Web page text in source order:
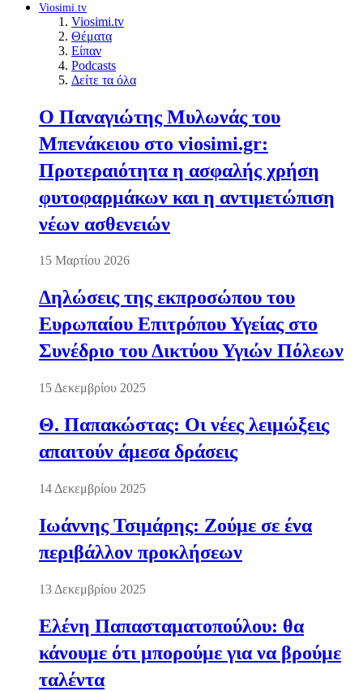
Viosimi.tv
Viosimi.tv
Θέματα
Είπαν
Podcasts
Δείτε τα όλα
Ο Παναγιώτης Μυλωνάς του
Μπενάκειου στο viosimi.gr:
Προτεραιότητα η ασφαλής χρήση
φυτοφαρμάκων και η αντιμετώπιση
νέων ασθενειών
15 Μαρτίου 2026
Δηλώσεις της εκπροσώπου του
Ευρωπαίου Επιτρόπου Υγείας στο
Συνέδριο του Δικτύου Υγιών Πόλεων
15 Δεκεμβρίου 2025
Θ. Παπακώστας: Οι νέες λειμώξεις
απαιτούν άμεσα δράσεις
14 Δεκεμβρίου 2025
Ιωάννης Τσιμάρης: Ζούμε σε ένα
περιβάλλον προκλήσεων
13 Δεκεμβρίου 2025
Ελένη Παπασταματοπούλου: θα
κάνουμε ότι μπορούμε για να βρούμε
ταλέντα